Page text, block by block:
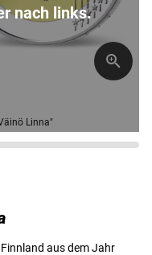
Linna"
nach links.
aus dem Jahr